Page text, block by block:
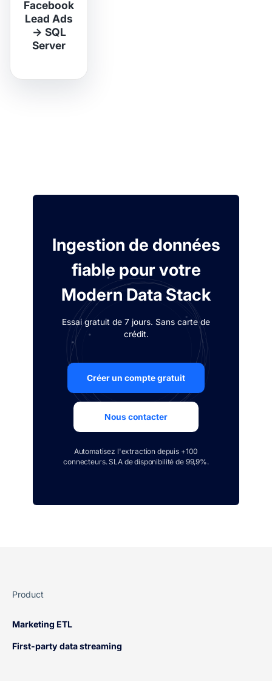
Facebook
Lead Ads
→ SQL
Server
Ingestion de données
fiable pour votre
Modern Data Stack
Essai gratuit de 7 jours. Sans carte de
crédit.
Créer un compte gratuit
Nous contacter
Automatisez l'extraction depuis +100
connecteurs. SLA de disponibilité de 99,9%.
Product
Marketing ETL
First-party data streaming